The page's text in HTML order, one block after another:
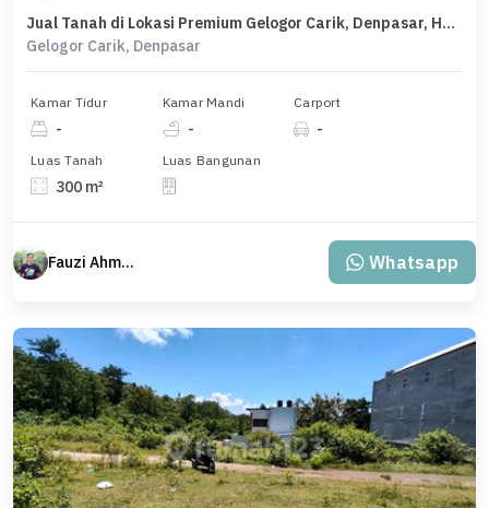
Jual Tanah di Lokasi Premium Gelogor Carik, Denpasar, Harga 2,49 Miliar
Gelogor Carik, Denpasar
Kamar Tidur
-
Kamar Mandi
-
Carport
-
Luas Tanah
300 m²
Luas Bangunan
Fauzi Ahmad Whatsapp